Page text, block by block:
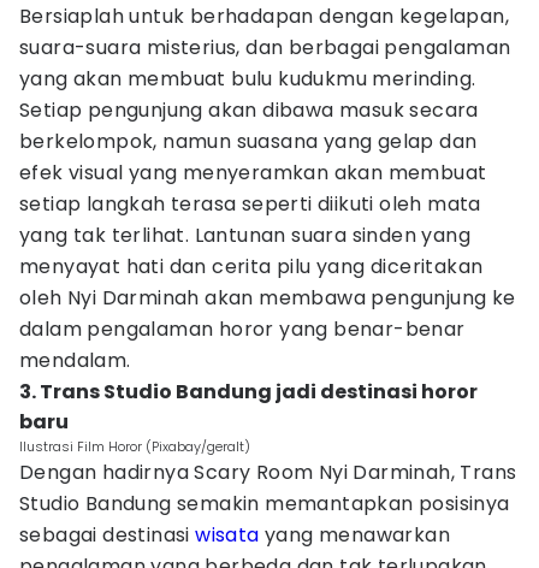
Bersiaplah untuk berhadapan dengan kegelapan,
suara-suara misterius, dan berbagai pengalaman
yang akan membuat bulu kudukmu merinding.
Setiap pengunjung akan dibawa masuk secara
berkelompok, namun suasana yang gelap dan
efek visual yang menyeramkan akan membuat
setiap langkah terasa seperti diikuti oleh mata
yang tak terlihat. Lantunan suara sinden yang
menyayat hati dan cerita pilu yang diceritakan
oleh Nyi Darminah akan membawa pengunjung ke
dalam pengalaman horor yang benar-benar
mendalam.
3. Trans Studio Bandung jadi destinasi horor
baru
Ilustrasi Film Horor (Pixabay/geralt)
Dengan hadirnya Scary Room Nyi Darminah, Trans
Studio Bandung semakin memantapkan posisinya
sebagai destinasiwisata yang menawarkan